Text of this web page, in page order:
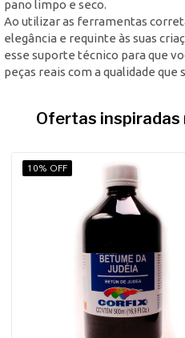
pano limpo e seco.
Ao utilizar as ferramentas
elegância e requinte às suas
esse suporte técnico para que
peças reais com a qualidade
Ofertas inspiradas
10% OFF